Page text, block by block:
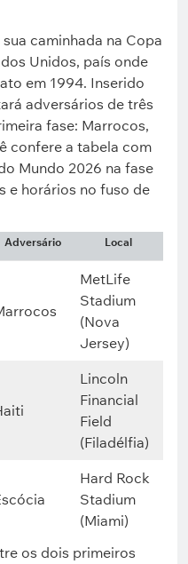
caminhada na Copa
Unidos, país onde
em 1994. Inserido
adversários de três
fase: Marrocos,
confere a tabela com
Mundo 2026 na fase
e horários no fuso de
Adversário Local
MetLife
Stadium
(Nova
Jersey)
Lincoln
Financial
Field
(Filadélfia)
Hard Rock
Stadium
(Miami)
os dois primeiros